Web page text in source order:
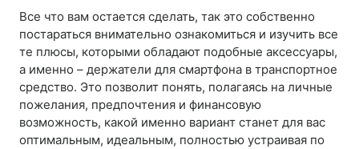
Все что вам остается сделать, так это собственно
постараться внимательно ознакомиться и изучить все
те плюсы, которыми обладают подобные аксессуары,
а именно – держатели для смартфона в транспортное
средство. Это позволит понять, полагаясь на личные
пожелания, предпочтения и финансовую
возможность, какой именно вариант станет для вас
оптимальным, идеальным, полностью устраивая по